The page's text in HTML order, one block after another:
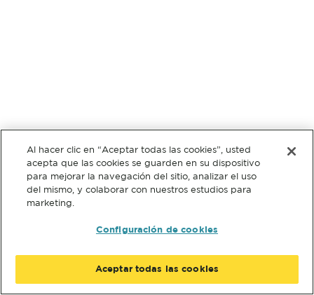
Al hacer clic en “Aceptar todas las cookies”, usted
acepta que las cookies se guarden en su dispositivo
para mejorar la navegación del sitio, analizar el uso
del mismo, y colaborar con nuestros estudios para
marketing.
Configuración de cookies
Aceptar todas las cookies